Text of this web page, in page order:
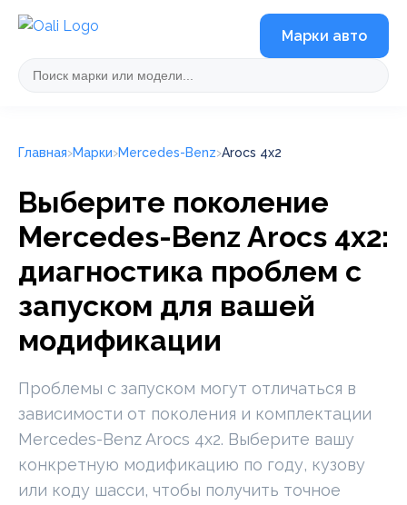
Марки авто
Главная Марки Mercedes-Benz Arocs 4x2
Выберите поколение
Mercedes-Benz Arocs 4x2:
диагностика проблем с
запуском для вашей
модификации
Проблемы с запуском могут отличаться в
зависимости от поколения и комплектации
Mercedes-Benz Arocs 4x2. Выберите вашу
конкретную модификацию по году, кузову
или коду шасси, чтобы получить точное